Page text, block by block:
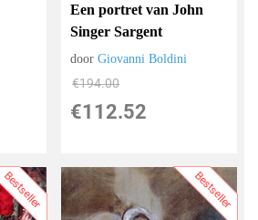
Een portret van John
Singer Sargent
doorGiovanni Boldini
€194.00
€112.52
Bestseller Bestseller